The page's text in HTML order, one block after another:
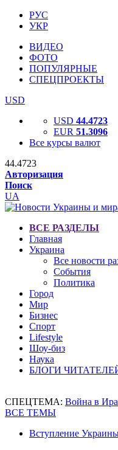
РУС
УКР
ВИДЕО
ФОТО
ПОПУЛЯРНЫЕ
СПЕЦПРОЕКТЫ
USD
USD 44.4723
EUR 51.3096
Все курсы валют
44.4723
Авторизация
Поиск
UA
ВСЕ РАЗДЕЛЫ
Главная
Украина
Все новости
События
Политика
Город
Мир
Бизнес
Спорт
Lifestyle
Шоу-биз
Наука
БЛОГИ
СПЕЦТЕМА: Война в
ВСЕ ТЕМЫ
Вступление